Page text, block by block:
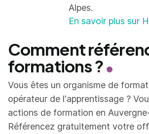
Alpes.
En savoir plus sur
Comment
formations ?
Vous êtes un organisme de
opérateur de l'apprentissage ?
actions de formation en
Référencez gratuitement votre